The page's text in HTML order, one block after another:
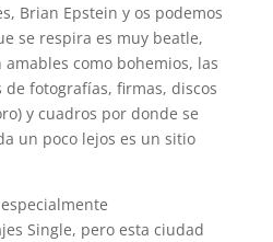
Brian Epstein y os podemos
se respira es muy beatle,
como bohemios, las
fotografías, firmas, discos
y cuadros por donde se
un poco lejos es un sitio
Single, pero esta ciudad